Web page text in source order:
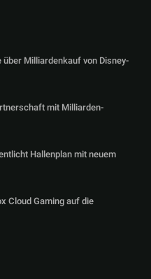
Milliardenkauf von Disney-
mit Milliarden-
Hallenplan mit neuem
Cloud Gaming auf die